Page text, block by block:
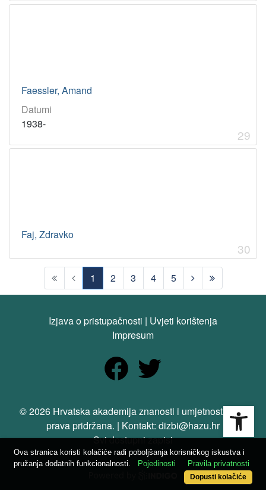
Faessler, Amand
Datumi
1938-
29
Faj, Zdravko
30
1
(current)
2 3 4 5
Izjava o pristupačnosti | Uvjeti korištenja
Impresum
© 2026 Hrvatska akademija znanosti i umjetnosti. Sva
prava pridržana. | Kontakt: dizbi@hazu.hr
Svi dostupni zapisi
Ova stranica koristi kolačiće radi poboljšanja korisničkog iskustva i
pružanja dodatnih funkcionalnosti.
Pojedinosti Pravila privatnosti
Dopusti kolačiće